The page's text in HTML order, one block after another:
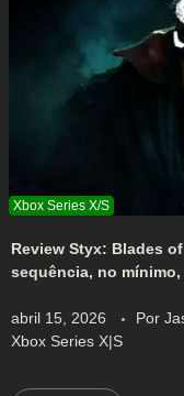
Review Styx: Blades
sequência, no
abril 15, 2026 Por
Xbox Series X|S